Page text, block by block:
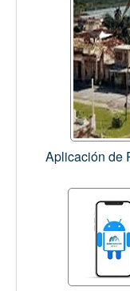
Aplicación de